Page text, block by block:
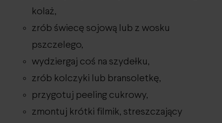
kolaż,
zrób świecę sojową lub z wosku
pszczelego,
wydziergaj coś na szydełku,
zrób kolczyki lub bransoletkę,
przygotuj peeling cukrowy,
zmontuj krótki filmik, streszczający